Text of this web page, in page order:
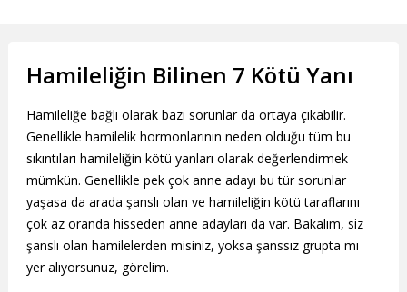
Hamileliğin Bilinen 7 Kötü Yanı
Hamileliğe bağlı olarak bazı sorunlar da ortaya çıkabilir.
Genellikle hamilelik hormonlarının neden olduğu tüm bu
sıkıntıları hamileliğin kötü yanları olarak değerlendirmek
mümkün. Genellikle pek çok anne adayı bu tür sorunlar
yaşasa da arada şanslı olan ve hamileliğin kötü taraflarını
çok az oranda hisseden anne adayları da var. Bakalım, siz
şanslı olan hamilelerden misiniz, yoksa şanssız grupta mı
yer alıyorsunuz, görelim.